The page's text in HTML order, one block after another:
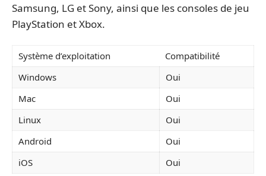
Samsung, LG et Sony, ainsi que les consoles de jeu
PlayStation et Xbox.
Système d’exploitation
Compatibilité
Windows
Oui
Mac
Oui
Linux
Oui
Android
Oui
iOS
Oui